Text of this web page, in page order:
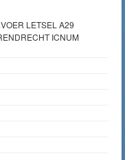
LETSEL A29
ICNUM